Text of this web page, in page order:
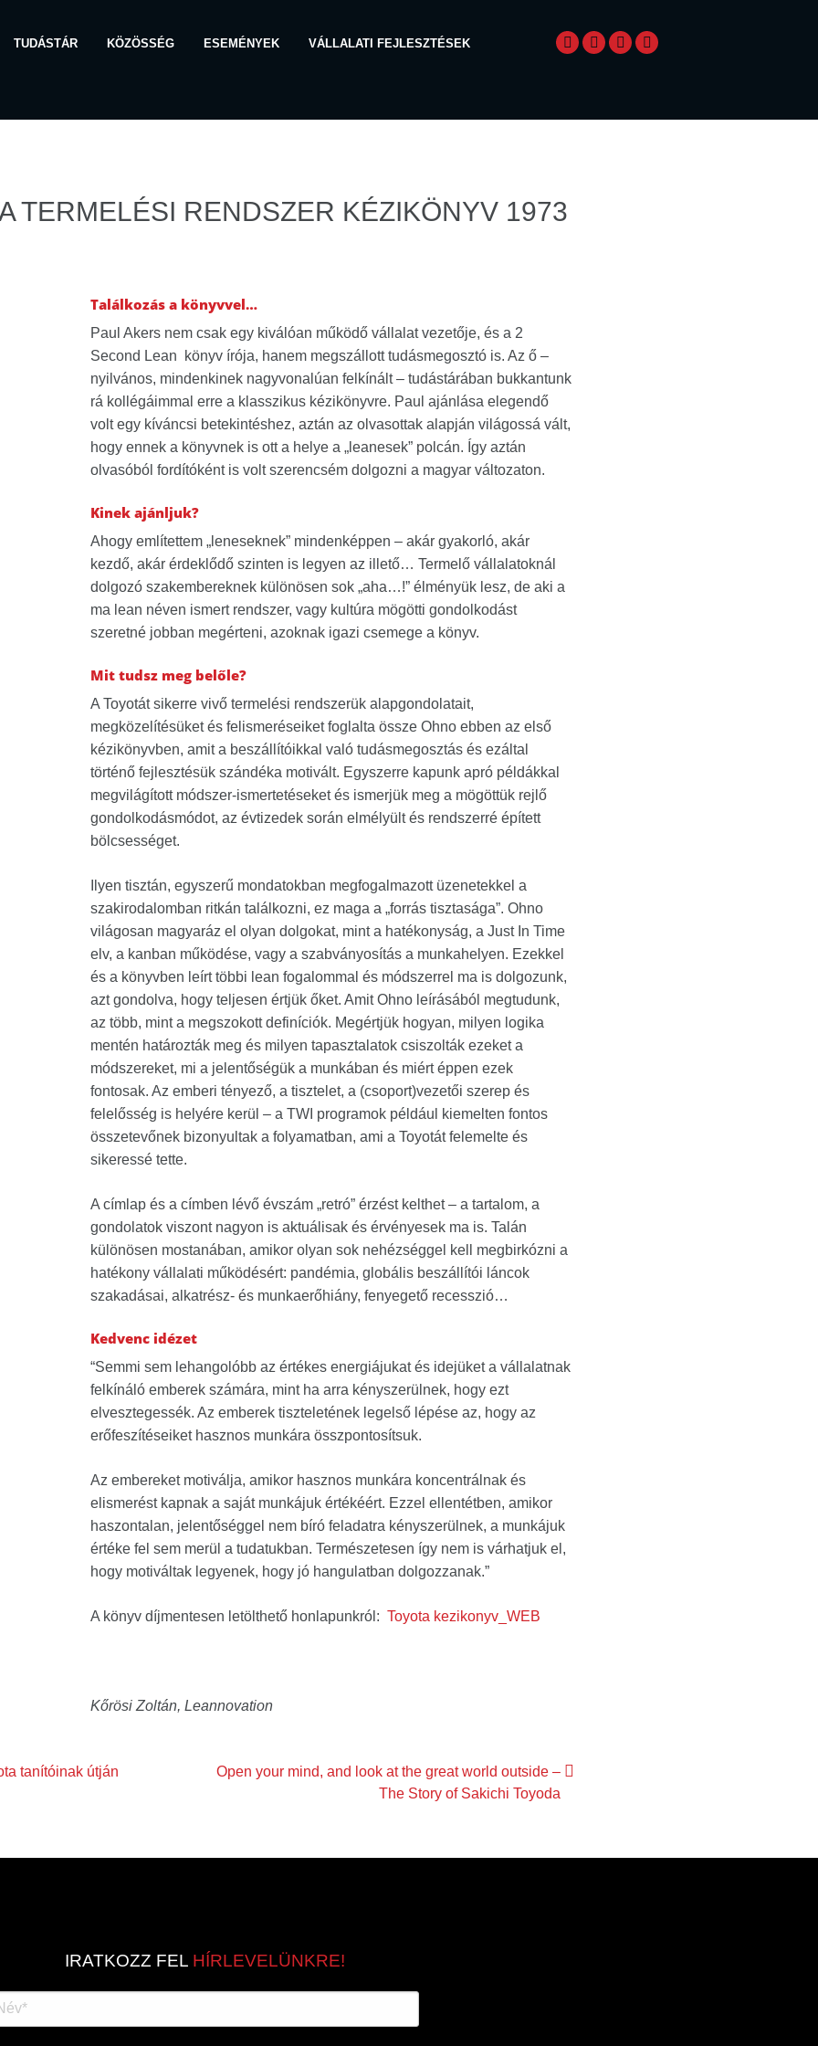
TUDÁSTÁR KÖZÖSSÉG ESEMÉNYEK VÁLLALATI FEJLESZTÉSEK
TERMELÉSI RENDSZER KÉZIKÖNYV 1973
Találkozás a könyvvel…
Paul Akers nem csak egy kiválóan működő vállalat vezetője, és a 2
Second Lean könyv írója, hanem megszállott tudásmegosztó is. Az ő –
nyilvános, mindenkinek nagyvonalúan felkínált – tudástárában bukkantunk
rá kollégáimmal erre a klasszikus kézikönyvre. Paul ajánlása elegendő
volt egy kíváncsi betekintéshez, aztán az olvasottak alapján világossá vált,
hogy ennek a könyvnek is ott a helye a „leanesek” polcán. Így aztán
olvasóból fordítóként is volt szerencsém dolgozni a magyar változaton.
Kinek ajánljuk?
Ahogy említettem „leneseknek” mindenképpen – akár gyakorló, akár
kezdő, akár érdeklődő szinten is legyen az illető… Termelő vállalatoknál
dolgozó szakembereknek különösen sok „aha…!” élményük lesz, de aki a
ma lean néven ismert rendszer, vagy kultúra mögötti gondolkodást
szeretné jobban megérteni, azoknak igazi csemege a könyv.
Mit tudsz meg belőle?
A Toyotát sikerre vivő termelési rendszerük alapgondolatait,
megközelítésüket és felismeréseiket foglalta össze Ohno ebben az első
kézikönyvben, amit a beszállítóikkal való tudásmegosztás és ezáltal
történő fejlesztésük szándéka motivált. Egyszerre kapunk apró példákkal
megvilágított módszer-ismertetéseket és ismerjük meg a mögöttük rejlő
gondolkodásmódot, az évtizedek során elmélyült és rendszerré épített
bölcsességet.
Ilyen tisztán, egyszerű mondatokban megfogalmazott üzenetekkel a
szakirodalomban ritkán találkozni, ez maga a „forrás tisztasága”. Ohno
világosan magyaráz el olyan dolgokat, mint a hatékonyság, a Just In Time
elv, a kanban működése, vagy a szabványosítás a munkahelyen. Ezekkel
és a könyvben leírt többi lean fogalommal és módszerrel ma is dolgozunk,
azt gondolva, hogy teljesen értjük őket. Amit Ohno leírásából megtudunk,
az több, mint a megszokott definíciók. Megértjük hogyan, milyen logika
mentén határozták meg és milyen tapasztalatok csiszolták ezeket a
módszereket, mi a jelentőségük a munkában és miért éppen ezek
fontosak. Az emberi tényező, a tisztelet, a (csoport)vezetői szerep és
felelősség is helyére kerül – a TWI programok például kiemelten fontos
összetevőnek bizonyultak a folyamatban, ami a Toyotát felemelte és
sikeressé tette.
A címlap és a címben lévő évszám „retró” érzést kelthet – a tartalom, a
gondolatok viszont nagyon is aktuálisak és érvényesek ma is. Talán
különösen mostanában, amikor olyan sok nehézséggel kell megbirkózni a
hatékony vállalati működésért: pandémia, globális beszállítói láncok
szakadásai, alkatrész- és munkaerőhiány, fenyegető recesszió…
Kedvenc idézet
“Semmi sem lehangolóbb az értékes energiájukat és idejüket a vállalatnak
felkínáló emberek számára, mint ha arra kényszerülnek, hogy ezt
elvesztegessék. Az emberek tiszteletének legelső lépése az, hogy az
erőfeszítéseiket hasznos munkára összpontosítsuk.
Az embereket motiválja, amikor hasznos munkára koncentrálnak és
elismerést kapnak a saját munkájuk értékéért. Ezzel ellentétben, amikor
haszontalan, jelentőséggel nem bíró feladatra kényszerülnek, a munkájuk
értéke fel sem merül a tudatukban. Természetesen így nem is várhatjuk el,
hogy motiváltak legyenek, hogy jó hangulatban dolgozzanak.”
A könyv díjmentesen letölthető honlapunkról: Toyota kezikonyv_WEB
Kőrösi Zoltán, Leannovation
tanítóinak útján
Open your mind, and look at the great world outside –
The Story of Sakichi Toyoda
IRATKOZZ FEL HÍRLEVELÜNKRE!